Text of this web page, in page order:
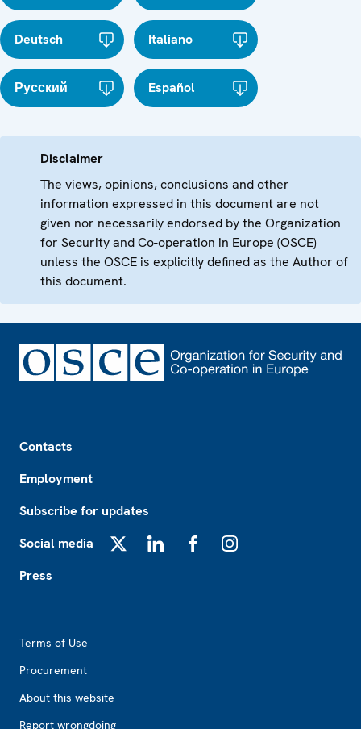
Deutsch Italiano
Русский Español
Disclaimer
The views, opinions, conclusions and other
information expressed in this document are not
given nor necessarily endorsed by the Organization
for Security and Co-operation in Europe (OSCE)
unless the OSCE is explicitly defined as the Author of
this document.
Contacts
Employment
Subscribe for updates
Social media
Press
Terms of Use
Procurement
About this website
Report wrongdoing